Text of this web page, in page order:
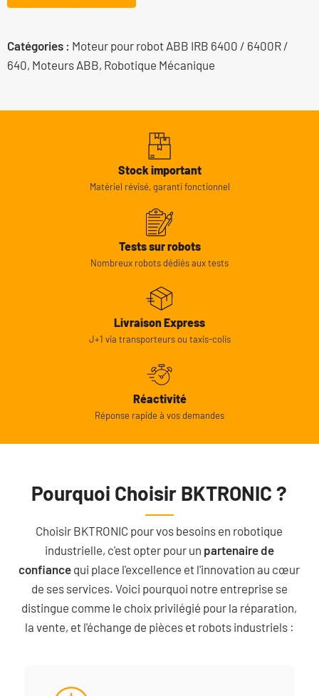
Catégories : Moteur pour robot ABB IRB 6400 / 6400R /
640, Moteurs ABB, Robotique Mécanique
Stock important
Matériel révisé, garanti fonctionnel
Tests sur robots
Nombreux robots dédiés aux tests
Livraison Express
J+1 via transporteurs ou taxis-colis
Réactivité
Réponse rapide à vos demandes
Pourquoi Choisir BKTRONIC ?
Choisir BKTRONIC pour vos besoins en robotique
industrielle, c'est opter pour un partenaire de
confiance qui place l'excellence et l'innovation au cœur
de ses services. Voici pourquoi notre entreprise se
distingue comme le choix privilégié pour la réparation,
la vente, et l'échange de pièces et robots industriels :